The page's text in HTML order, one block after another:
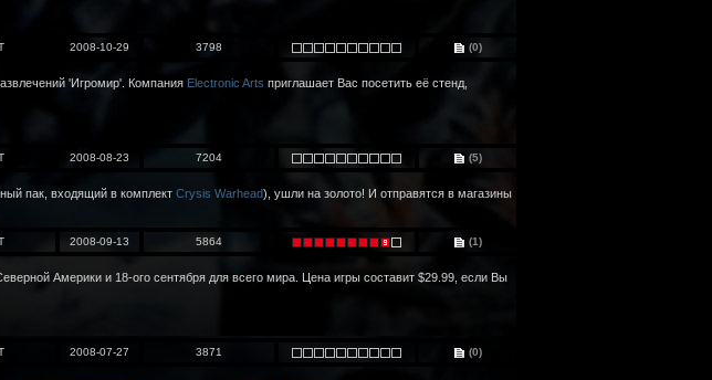
2008-10-29 3798 (0)
'Игромир'. Компания Electronic Arts приглашает Вас посетить её стенд,
2008-08-23 7204 (5)
пак, входящий в комплект Crysis Warhead), ушли на золото! И отправятся в магазины
2008-09-13 5864 (1)
Америки и 18-ого сентября для всего мира. Цена игры составит $29.99, если Вы
2008-07-27 3871 (0)